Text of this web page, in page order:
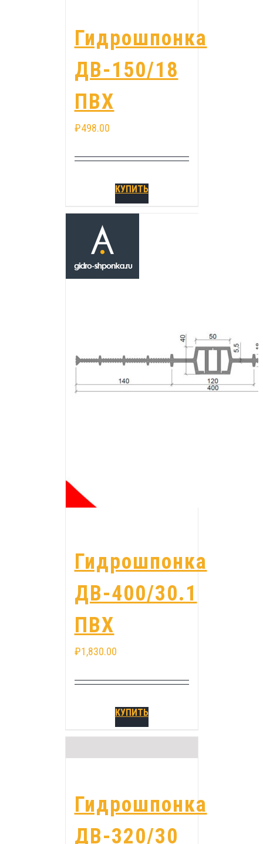
Гидрошпонка
ДВ-150/18
ПВХ
₽498.00
КУПИТЬ
Гидрошпонка
ДВ-400/30.1
ПВХ
₽1,830.00
КУПИТЬ
Гидрошпонка
ДВ-320/30